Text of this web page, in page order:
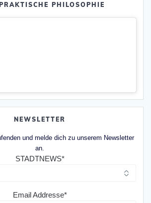
PHILOSOPHIE
NEWSLETTER
und melde dich zu unserem Newsletter
an.
STADTNEWS*
Email Addresse*